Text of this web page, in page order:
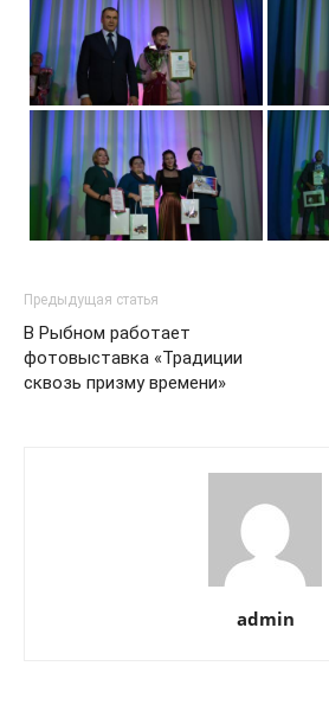
Предыдущая статья
В Рыбном работает
фотовыставка «Традиции
сквозь призму времени»
admin